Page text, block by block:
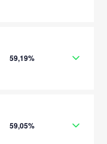
59,19%
59,05%